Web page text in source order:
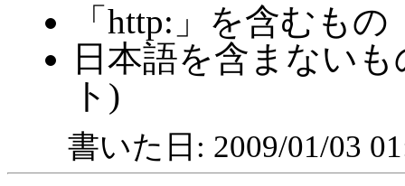
「http:」を含むもの
日本語を含まない
ト)
書いた日: 2009/01/03